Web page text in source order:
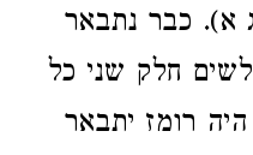
א). כבר נתבאר
חלק שני כל
רומז יתבאר